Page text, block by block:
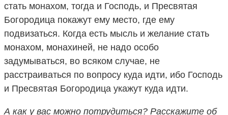
стать монахом, тогда и Господь, и Пресвятая
Богородица покажут ему место, где ему
подвизаться. Когда есть мысль и желание стать
монахом, монахиней, не надо особо
задумываться, во всяком случае, не
расстраиваться по вопросу куда идти, ибо Господь
и Пресвятая Богородица укажут куда идти.
А как у вас можно потрудиться? Расскажите об